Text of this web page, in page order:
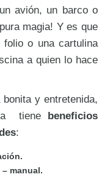
avión, un barco o
magia! Y es que
o una cartulina
a quien lo hace
y entretenida,
tiene beneficios
:
manual.